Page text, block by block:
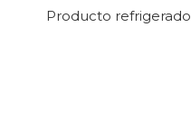
Producto refrigerado